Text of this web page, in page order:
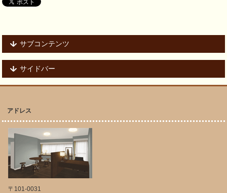
サブコンテンツ
サイドバー
アドレス
〒101-0031